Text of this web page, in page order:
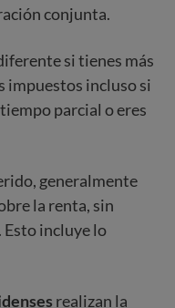
conjunta.
si tienes más
impuestos incluso si
parcial o eres
generalmente
la renta, sin
incluye lo
realizan la